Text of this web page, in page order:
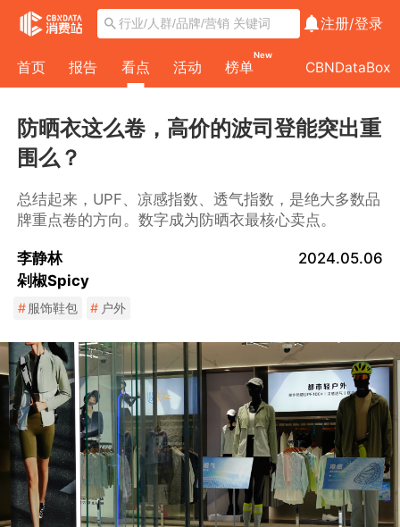
注册/登录
首页 报告 看点 活动 榜单
New
CBNDataBox
防晒衣这么卷，高价的波司登能突出重
围么？
总结起来，UPF、凉感指数、透气指数，是绝大多数品
牌重点卷的方向。数字成为防晒衣最核心卖点。
李静林
剁椒Spicy
2024.05.06
#服饰鞋包 # 户外